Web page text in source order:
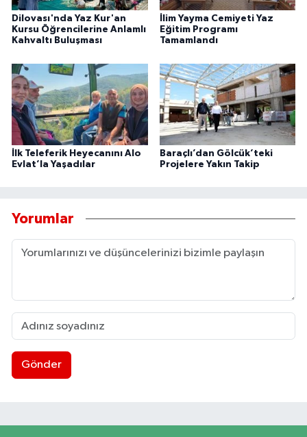
Dilovası'nda Yaz Kur'an
Kursu Öğrencilerine Anlamlı
Kahvaltı Buluşması
İlim Yayma Cemiyeti Yaz
Eğitim Programı
Tamamlandı
İlk Teleferik Heyecanını Alo
Evlat’la Yaşadılar
Baraçlı’dan Gölcük’teki
Projelere Yakın Takip
Yorumlar
Gönder